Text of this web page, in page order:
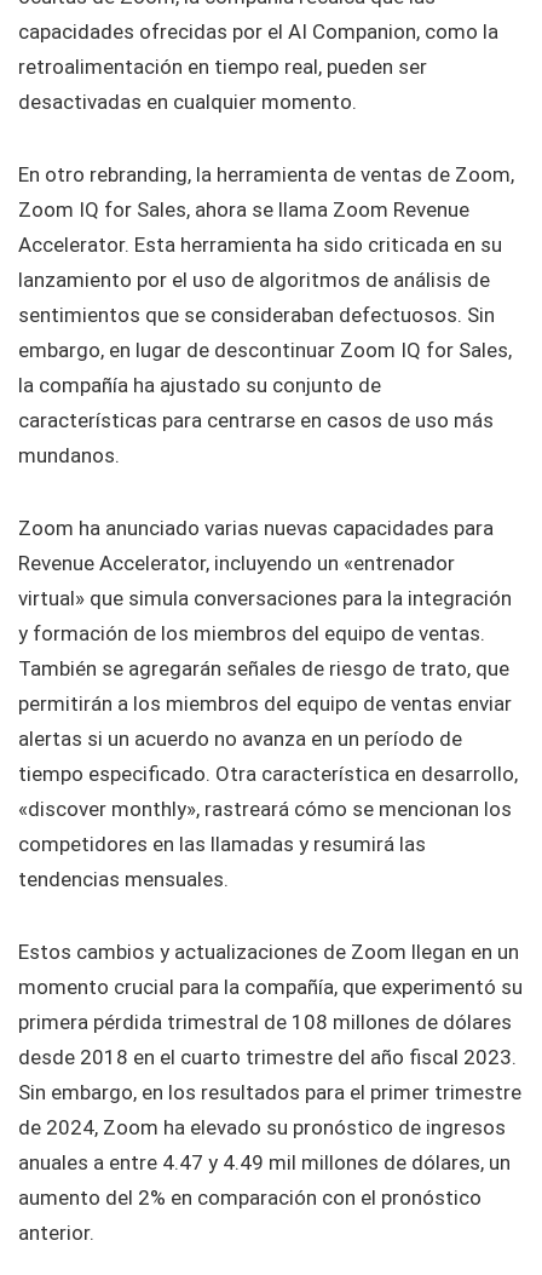
capacidades ofrecidas por el AI Companion, como la
retroalimentación en tiempo real, pueden ser
desactivadas en cualquier momento.
En otro rebranding, la herramienta de ventas de Zoom,
Zoom IQ for Sales, ahora se llama Zoom Revenue
Accelerator. Esta herramienta ha sido criticada en su
lanzamiento por el uso de algoritmos de análisis de
sentimientos que se consideraban defectuosos. Sin
embargo, en lugar de descontinuar Zoom IQ for Sales,
la compañía ha ajustado su conjunto de
características para centrarse en casos de uso más
mundanos.
Zoom ha anunciado varias nuevas capacidades para
Revenue Accelerator, incluyendo un «entrenador
virtual» que simula conversaciones para la integración
y formación de los miembros del equipo de ventas.
También se agregarán señales de riesgo de trato, que
permitirán a los miembros del equipo de ventas enviar
alertas si un acuerdo no avanza en un período de
tiempo especificado. Otra característica en desarrollo,
«discover monthly», rastreará cómo se mencionan los
competidores en las llamadas y resumirá las
tendencias mensuales.
Estos cambios y actualizaciones de Zoom llegan en un
momento crucial para la compañía, que experimentó su
primera pérdida trimestral de 108 millones de dólares
desde 2018 en el cuarto trimestre del año fiscal 2023.
Sin embargo, en los resultados para el primer trimestre
de 2024, Zoom ha elevado su pronóstico de ingresos
anuales a entre 4.47 y 4.49 mil millones de dólares, un
aumento del 2% en comparación con el pronóstico
anterior.